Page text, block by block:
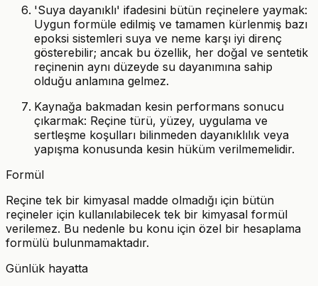
'Suya dayanıklı' ifadesini bütün reçinelere yaymak:
Uygun formüle edilmiş ve tamamen kürlenmiş bazı
epoksi sistemleri suya ve neme karşı iyi direnç
gösterebilir; ancak bu özellik, her doğal ve sentetik
reçinenin aynı düzeyde su dayanımına sahip
olduğu anlamına gelmez.
Kaynağa bakmadan kesin performans sonucu
çıkarmak: Reçine türü, yüzey, uygulama ve
sertleşme koşulları bilinmeden dayanıklılık veya
yapışma konusunda kesin hüküm verilmemelidir.
Formül
Reçine tek bir kimyasal madde olmadığı için bütün
reçineler için kullanılabilecek tek bir kimyasal formül
verilemez. Bu nedenle bu konu için özel bir hesaplama
formülü bulunmamaktadır.
Günlük hayatta